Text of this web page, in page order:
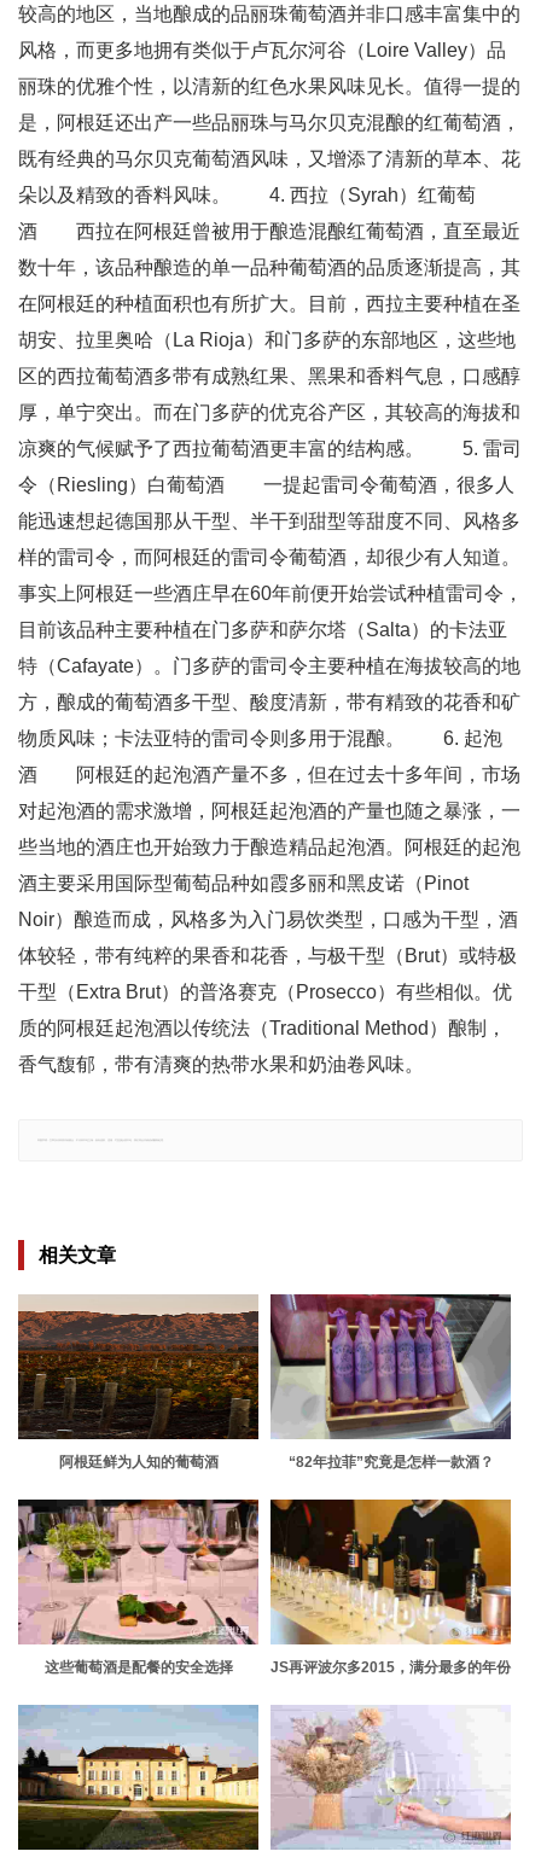
较高的地区，当地酿成的品丽珠葡萄酒并非口感丰富集中的
风格，而更多地拥有类似于卢瓦尔河谷（Loire Valley）品
丽珠的优雅个性，以清新的红色水果风味见长。值得一提的
是，阿根廷还出产一些品丽珠与马尔贝克混酿的红葡萄酒，
既有经典的马尔贝克葡萄酒风味，又增添了清新的草本、花
朵以及精致的香料风味。 4. 西拉（Syrah）红葡萄
酒 西拉在阿根廷曾被用于酿造混酿红葡萄酒，直至最近
数十年，该品种酿造的单一品种葡萄酒的品质逐渐提高，其
在阿根廷的种植面积也有所扩大。目前，西拉主要种植在圣
胡安、拉里奥哈（La Rioja）和门多萨的东部地区，这些地
区的西拉葡萄酒多带有成熟红果、黑果和香料气息，口感醇
厚，单宁突出。而在门多萨的优克谷产区，其较高的海拔和
凉爽的气候赋予了西拉葡萄酒更丰富的结构感。 5. 雷司
令（Riesling）白葡萄酒 一提起雷司令葡萄酒，很多人
能迅速想起德国那从干型、半干到甜型等甜度不同、风格多
样的雷司令，而阿根廷的雷司令葡萄酒，却很少有人知道。
事实上阿根廷一些酒庄早在60年前便开始尝试种植雷司令，
目前该品种主要种植在门多萨和萨尔塔（Salta）的卡法亚
特（Cafayate）。门多萨的雷司令主要种植在海拔较高的地
方，酿成的葡萄酒多干型、酸度清新，带有精致的花香和矿
物质风味；卡法亚特的雷司令则多用于混酿。 6. 起泡
酒 阿根廷的起泡酒产量不多，但在过去十多年间，市场
对起泡酒的需求激增，阿根廷起泡酒的产量也随之暴涨，一
些当地的酒庄也开始致力于酿造精品起泡酒。阿根廷的起泡
酒主要采用国际型葡萄品种如霞多丽和黑皮诺（Pinot
Noir）酿造而成，风格多为入门易饮类型，口感为干型，酒
体较轻，带有纯粹的果香和花香，与极干型（Brut）或特极
干型（Extra Brut）的普洛赛克（Prosecco）有些相似。优
质的阿根廷起泡酒以传统法（Traditional Method）酿制，
香气馥郁，带有清爽的热带水果和奶油卷风味。
相关文章
阿根廷鲜为人知的葡萄酒 “82年拉菲”究竟是怎样一款酒？
这些葡萄酒是配餐的安全选择 JS再评波尔多2015，满分最多的年份